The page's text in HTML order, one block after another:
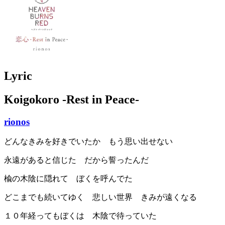
Lyric
Koigokoro -Rest in Peace-
rionos
どんなきみを好きでいたか もう思い出せない
永遠があると信じた だから誓ったんだ
楡の木陰に隠れて ぼくを呼んでた
どこまでも続いてゆく 悲しい世界 きみが遠くなる
１０年経ってもぼくは 木陰で待っていた